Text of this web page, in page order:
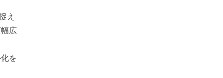
え
広
を